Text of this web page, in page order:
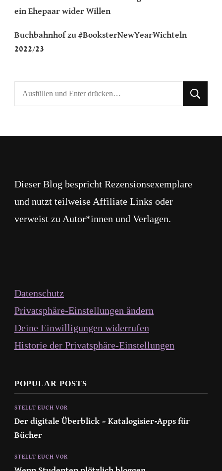
ein Ehepaar wider Willen
Buchbahnhofzu #BooksterNewYearWichteln
2022/23
Suchst
du
Dieser Blog bespricht Rezensionsexemplare
und nutzt teilweise Affiliate Links oder
verweist zu Autor*innen und Verlagen.
Datenschutz
Privatsphäre-Einstellungen ändern
Deine Einwilligungen widerrufen
Historie der Privatsphäre-Einstellungen
POPULAR POSTS
STELLT EUCH VOR
Der digitale Überblick – Katalogisier-Apps für
Bücher
STELLT EUCH VOR